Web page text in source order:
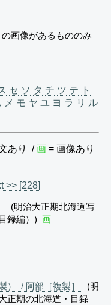
画像があるもののみ
セ ソ タ チ ツ テ
ト
メ モ ヤ ユ ヨ ラ リ ル
あり /画 = 画像あり
>> [228]
(明治大正期北海道写
録編）) 画
） / 阿部［複製］
(明
正期の北海道・目録